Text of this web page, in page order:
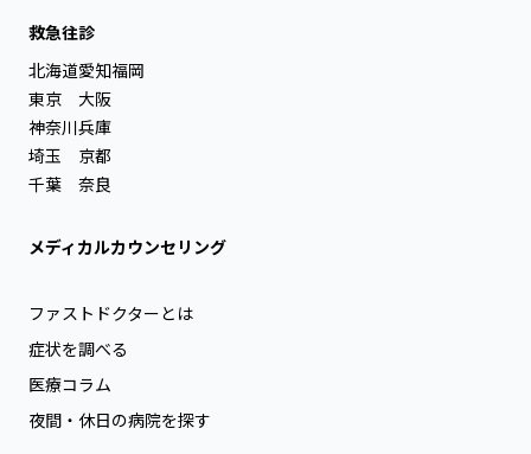
救急往診
北海道
東京
神奈川
埼玉
千葉
愛知
大阪
兵庫
京都
奈良
福岡
メディカルカウンセリング
ファストドクターとは
症状を調べる
医療コラム
夜間・休日の病院を探す